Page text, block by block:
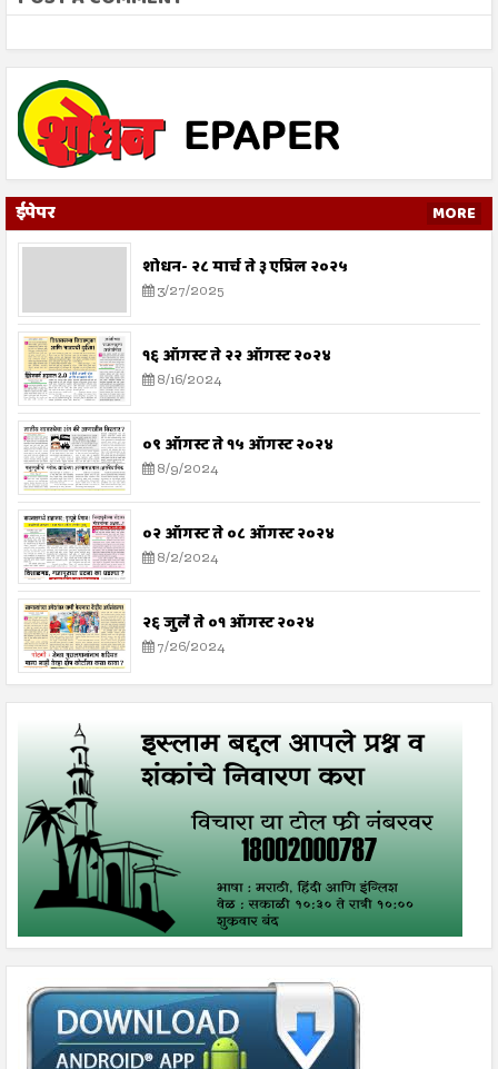
ईपेपर MORE
शोधन- २८ मार्च ते ३ एप्रिल २०२५
3/27/2025
१६ ऑगस्ट ते २२ ऑगस्ट २०२४
8/16/2024
०९ ऑगस्ट ते १५ ऑगस्ट २०२४
8/9/2024
०२ ऑगस्ट ते ०८ ऑगस्ट २०२४
8/2/2024
२६ जुलै ते ०१ ऑगस्ट २०२४
7/26/2024